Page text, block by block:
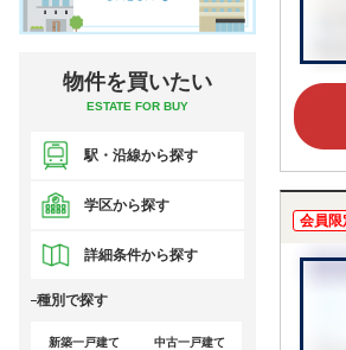
会員限
物件を買いたい
ESTATE FOR BUY
駅・沿線から探す
学区から探す
詳細条件から探す
種別で探す
新築一戸建て 中古一戸建て